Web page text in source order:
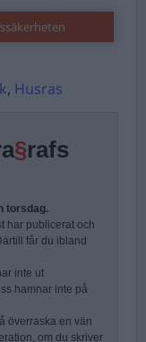
, Husras
§rafs
torsdag.
har publicerat och
får du ibland
inte ut
hamnar inte på
överraska en vän
om du skriver